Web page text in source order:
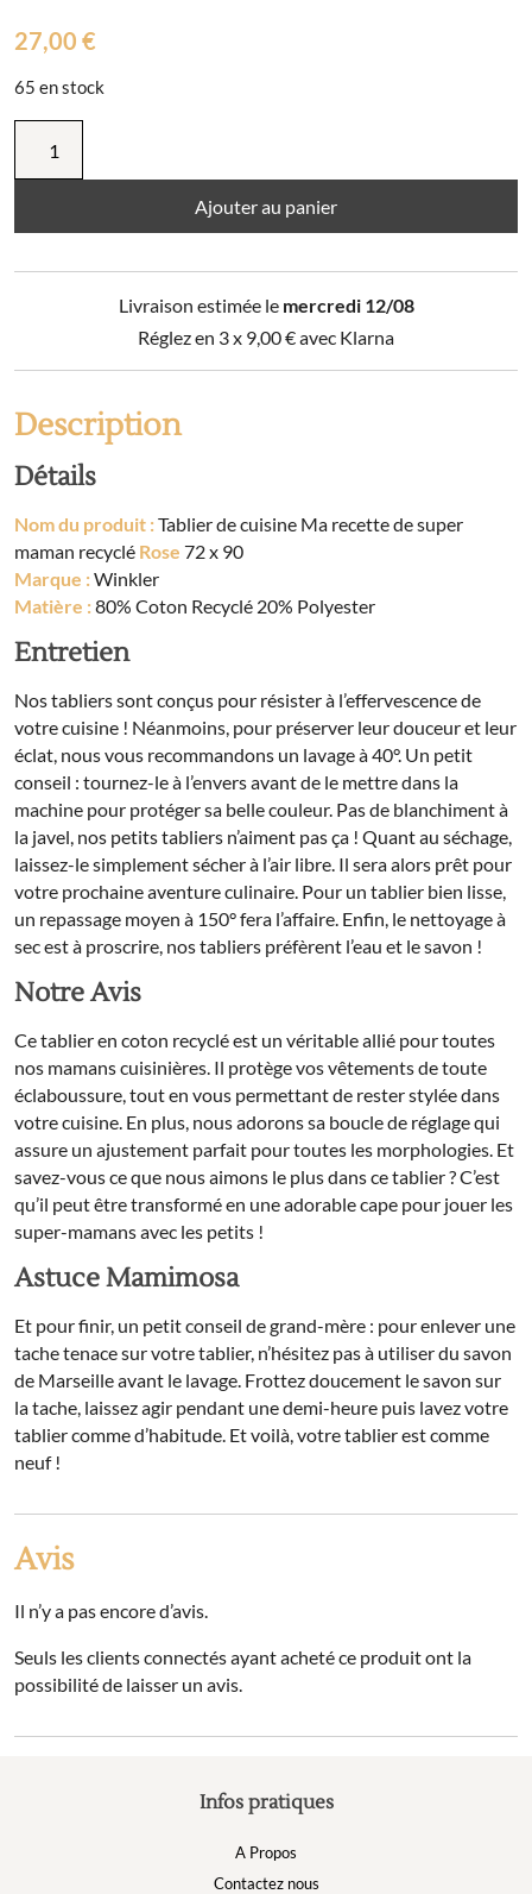
27,00 €
65 en stock
Tablier
cuisine
Rose
72
90
Ajouter au panier
Livraison estimée le mercredi 12/08
Réglez en 3 x 9,00€avec Klarna
Description
Détails
Nom du produit :Tablier de cuisine Ma recette de super
maman recyclé Rose 72 x 90
Marque :Winkler
Matière :80% Coton Recyclé 20% Polyester
Entretien
Nos tabliers sont conçus pour résister à l’effervescence de
votre cuisine ! Néanmoins, pour préserver leur douceur et leur
éclat, nous vous recommandons un lavage à 40°. Un petit
conseil : tournez-le à l’envers avant de le mettre dans la
machine pour protéger sa belle couleur. Pas de blanchiment à
la javel, nos petits tabliers n’aiment pas ça ! Quant au séchage,
laissez-le simplement sécher à l’air libre. Il sera alors prêt pour
votre prochaine aventure culinaire. Pour un tablier bien lisse,
un repassage moyen à 150° fera l’affaire. Enfin, le nettoyage à
sec est à proscrire, nos tabliers préfèrent l’eau et le savon !
Notre Avis
Ce tablier en coton recyclé est un véritable allié pour toutes
nos mamans cuisinières. Il protège vos vêtements de toute
éclaboussure, tout en vous permettant de rester stylée dans
votre cuisine. En plus, nous adorons sa boucle de réglage qui
assure un ajustement parfait pour toutes les morphologies. Et
savez-vous ce que nous aimons le plus dans ce tablier ? C’est
qu’il peut être transformé en une adorable cape pour jouer les
super-mamans avec les petits !
Astuce Mamimosa
Et pour finir, un petit conseil de grand-mère : pour enlever une
tache tenace sur votre tablier, n’hésitez pas à utiliser du savon
de Marseille avant le lavage. Frottez doucement le savon sur
la tache, laissez agir pendant une demi-heure puis lavez votre
tablier comme d’habitude. Et voilà, votre tablier est comme
neuf !
Avis
Il n’y a pas encore d’avis.
Seuls les clients connectés ayant acheté ce produit ont la
possibilité de laisser un avis.
Infos pratiques
A Propos
Contactez nous